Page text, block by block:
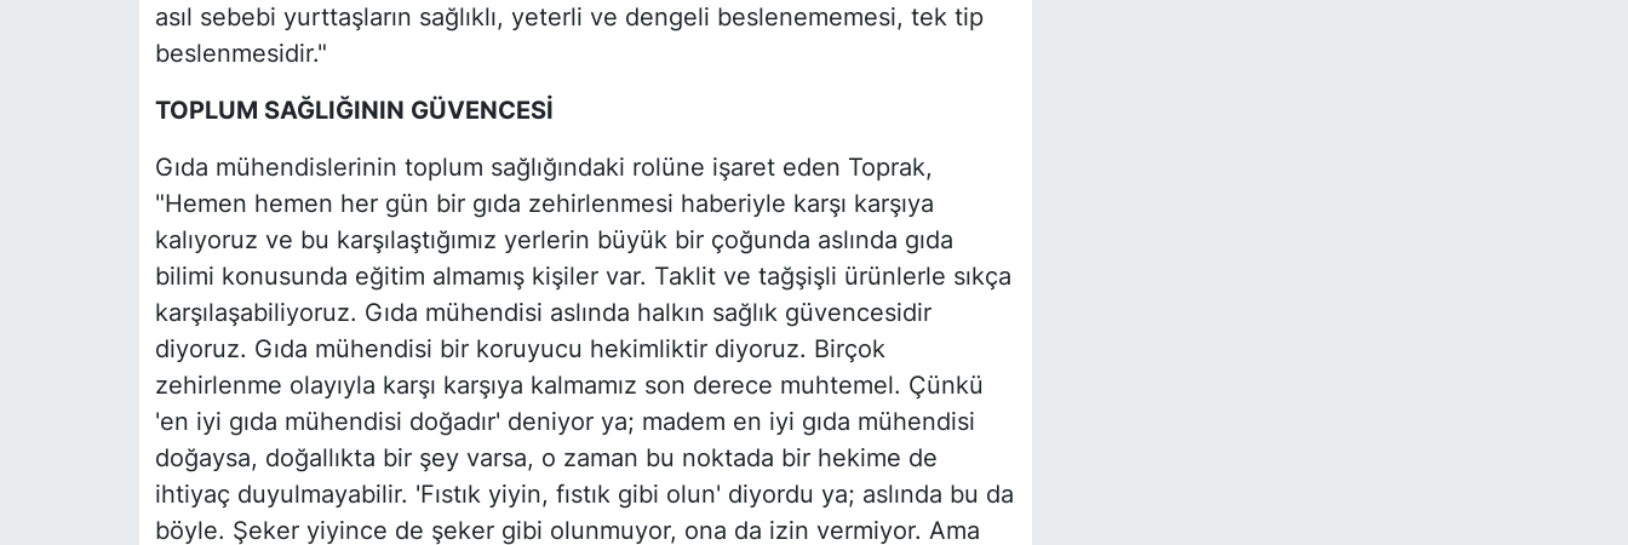
asıl sebebi yurttaşların sağlıklı, yeterli ve dengeli beslenememesi, tek tip
beslenmesidir."
TOPLUM SAĞLIĞININ GÜVENCESİ
Gıda mühendislerinin toplum sağlığındaki rolüne işaret eden Toprak,
"Hemen hemen her gün bir gıda zehirlenmesi haberiyle karşı karşıya
kalıyoruz ve bu karşılaştığımız yerlerin büyük bir çoğunda aslında gıda
bilimi konusunda eğitim almamış kişiler var. Taklit ve tağşişli ürünlerle sıkça
karşılaşabiliyoruz. Gıda mühendisi aslında halkın sağlık güvencesidir
diyoruz. Gıda mühendisi bir koruyucu hekimliktir diyoruz. Birçok
zehirlenme olayıyla karşı karşıya kalmamız son derece muhtemel. Çünkü
'en iyi gıda mühendisi doğadır' deniyor ya; madem en iyi gıda mühendisi
doğaysa, doğallıkta bir şey varsa, o zaman bu noktada bir hekime de
ihtiyaç duyulmayabilir. 'Fıstık yiyin, fıstık gibi olun' diyordu ya; aslında bu da
böyle. Şeker yiyince de şeker gibi olunmuyor, ona da izin vermiyor. Ama